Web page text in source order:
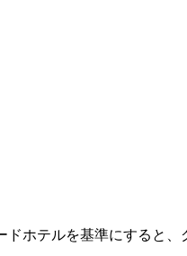
ホテルを基準にすると、